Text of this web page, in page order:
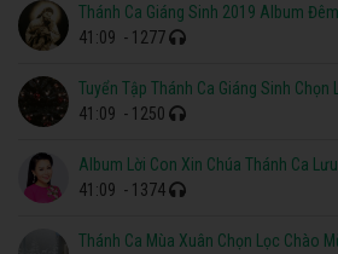
Thánh Ca Giáng Sinh 2019 Album
41:09 - 1277
Tuyển Tập Thánh Ca Giáng Sinh Chọn
41:09 - 1250
Album Lời Con Xin Chúa Thánh Ca
41:09 - 1374
Thánh Ca Mùa Xuân Chọn Lọc Chào